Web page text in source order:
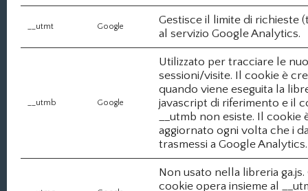
__utmt Google
Gestisce il limite di richieste
al servizio Google Analytics.
__utmb Google
Utilizzato per tracciare le
sessioni/visite. Il cookie è
quando viene eseguita la
javascript di riferimento e il
__utmb non esiste. Il cookie
aggiornato ogni volta che i
trasmessi a Google Analytics.
Non usato nella libreria
cookie opera insieme al